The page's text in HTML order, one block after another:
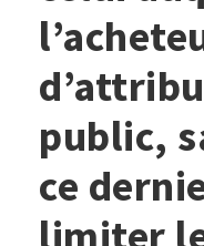
public,
ce
limiter